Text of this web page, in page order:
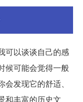
可以谈谈自己的感
候可能会觉得一般
发现它的舒适、
和丰富的历史文